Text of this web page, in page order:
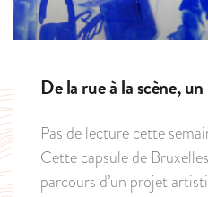
De la rue à la scène,
Pas de lecture cette
Cette capsule de
parcours d’un projet